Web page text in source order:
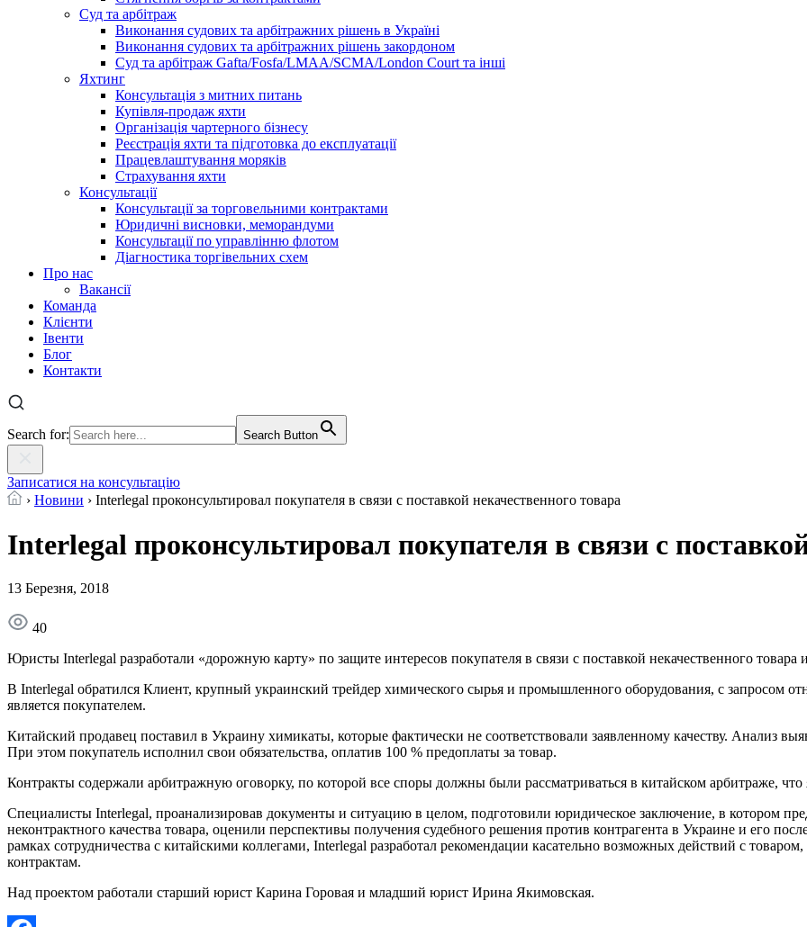
Суд та арбітраж
Виконання судових та арбітражних рішень в Україні
Виконання судових та арбітражних рішень закордоном
Суд та арбітраж Gafta/Fosfa/LMAA/SCMA/London Court та інші
Яхтинг
Консультація з митних питань
Купівля-продаж яхти
Організація чартерного бізнесу
Реєстрація яхти та підготовка до експлуатації
Працевлаштування моряків
Страхування яхти
Консультації
Консультації за торговельними контрактами
Юридичні висновки, меморандуми
Консультації по управлінню флотом
Діагностика торгівельних схем
Про нас
Вакансії
Команда
Клієнти
Івенти
Блог
Контакти
Search for: Search Button
Записатися на консультацію
› Новини › Interlegal проконсультировал покупателя в связи с поставкой некачественного товара
Interlegal проконсультировал покупателя в связи с
13 Березня, 2018
40
Юристы Interlegal разработали «дорожную карту» по защите интересов покупателя в связи с поставкой некачественного товара
В Interlegal обратился Клиент, крупный украинский трейдер химического сырья и промышленного оборудования, с запросом
является покупателем.
Китайский продавец поставил в Украину химикаты, которые фактически не соответствовали заявленному качеству. Анализ
При этом покупатель исполнил свои обязательства, оплатив 100 % предоплаты за товар.
Контракты содержали арбитражную оговорку, по которой все споры должны были рассматриваться в китайском арбитраже,
Специалисты Interlegal, проанализировав документы и ситуацию в целом, подготовили юридическое заключение, в котором
неконтрактного качества товара, оценили перспективы получения судебного решения против контрагента в Украине и его
рамках сотрудничества с китайскими коллегами, Interlegal разработал рекомендации касательно возможных действий с
контрактам.
Над проектом работали старший юрист Карина Горовая и младший юрист Ирина Якимовская.